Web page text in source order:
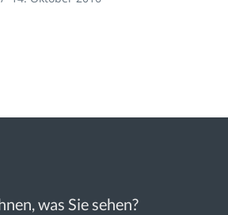
was Sie sehen?